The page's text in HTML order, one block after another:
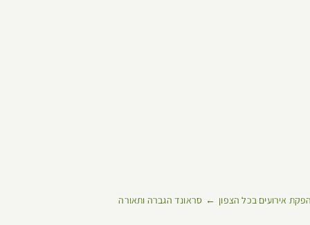
אירועים בכל הצפון סראונד הגברה ותאורה